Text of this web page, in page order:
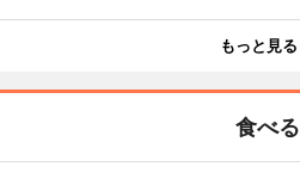
もっと見る
食べる